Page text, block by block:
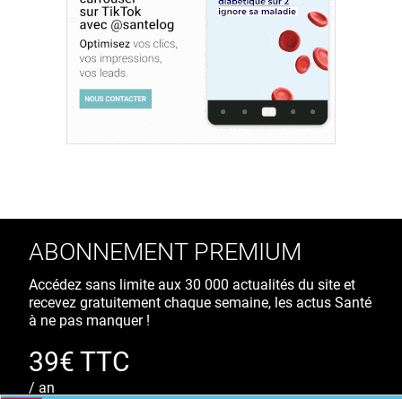
ABONNEMENT PREMIUM
Accédez sans limite aux 30 000 actualités du site et
recevez gratuitement chaque semaine, les actus Santé
à ne pas manquer !
39€ TTC
/ an